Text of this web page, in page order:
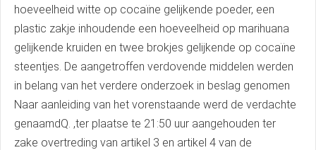
hoeveelheid witte op cocaïne gelijkende poeder, een
plastic zakje inhoudende een hoeveelheid op marihuana
gelijkende kruiden en twee brokjes gelijkende op cocaïne
steentjes. De aangetroffen verdovende middelen werden
in belang van het verdere onderzoek in beslag genomen
Naar aanleiding van het vorenstaande werd de verdachte
genaamdQ. ,ter plaatse te 21:50 uur aangehouden ter
zake overtreding van artikel 3 en artikel 4 van de